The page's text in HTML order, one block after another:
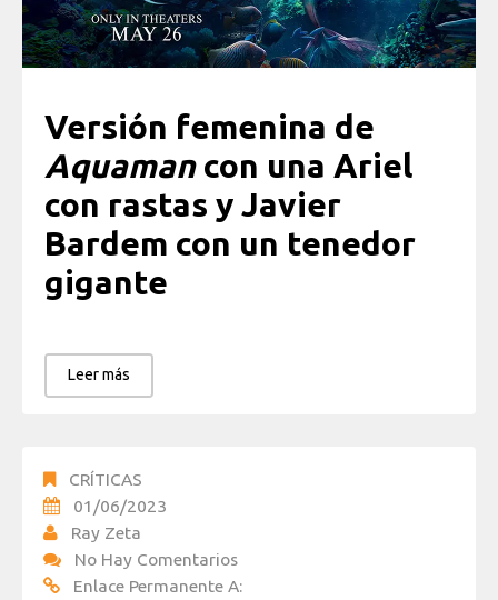
Versión femenina de
Aquamancon una Ariel
con rastas y Javier
Bardem con un tenedor
gigante
Leer más
CRÍTICAS
01/06/2023
Ray Zeta
No Hay Comentarios
Enlace Permanente A: